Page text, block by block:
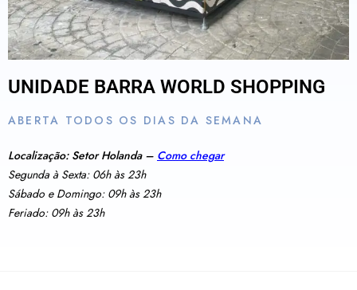
UNIDADE BARRA WORLD SHOPPING
ABERTA TODOS OS DIAS DA SEMANA
Localização: Setor Holanda – Como chegar
Segunda à Sexta: 06h às 23h
Sábado e Domingo: 09h às 23h
Feriado: 09h às 23h